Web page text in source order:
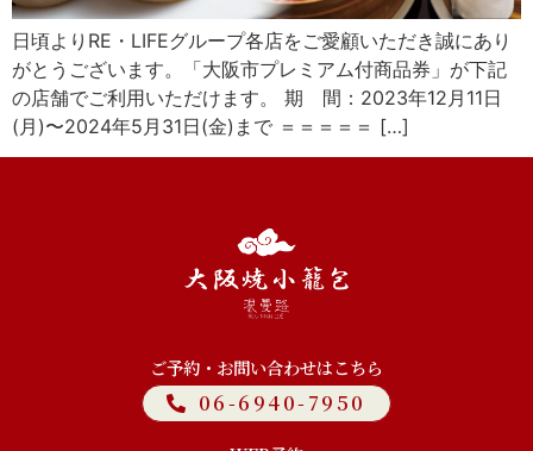
日頃よりRE・LIFEグループ各店をご愛顧いただき誠にあり
がとうございます。「大阪市プレミアム付商品券」が下記
の店舗でご利用いただけます。 期 間：2023年12月11日
(月)〜2024年5月31日(金)まで ＝＝＝＝＝ […]
ご予約・お問い合わせはこちら
06-6940-7950